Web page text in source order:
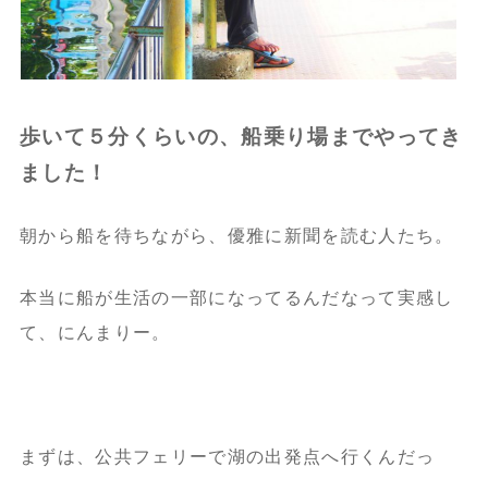
歩いて５分くらいの、船乗り場までやってき
ました！
朝から船を待ちながら、優雅に新聞を読む人たち。
本当に船が生活の一部になってるんだなって実感し
て、にんまりー。
まずは、公共フェリーで湖の出発点へ行くんだっ